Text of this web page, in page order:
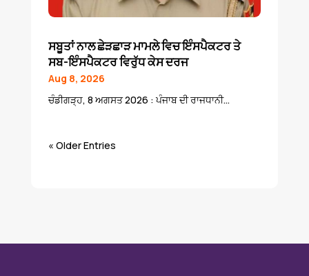
ਸਬੂਤਾਂ ਨਾਲ ਛੇੜਛਾੜ ਮਾਮਲੇ ਵਿਚ ਇੰਸਪੈਕਟਰ ਤੇ
ਸਬ-ਇੰਸਪੈਕਟਰ ਵਿਰੁੱਧ ਕੇਸ ਦਰਜ
Aug 8, 2026
ਚੰਡੀਗੜ੍ਹ, 8 ਅਗਸਤ 2026 : ਪੰਜਾਬ ਦੀ ਰਾਜਧਾਨੀ...
« Older Entries